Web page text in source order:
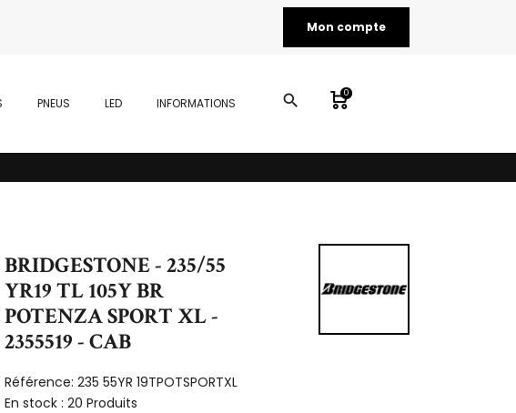
Mon compte
PNEUS LED INFORMATIONS search 0
BRIDGESTONE - 235/55
YR19 TL 105Y BR
POTENZA SPORT XL -
2355519 - CAB
Référence: 235 55YR 19TPOTSPORTXL
En stock : 20 Produits